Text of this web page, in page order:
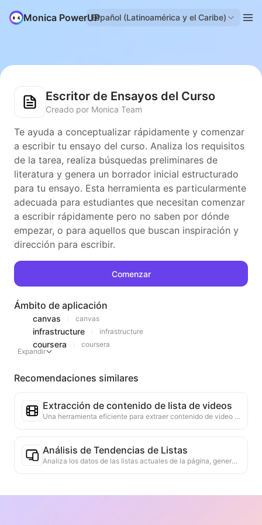
Monica PowerUPEspañol (Latinoamérica y el Caribe)
Escritor de Ensayos del Curso
Creado por Monica Team
Te ayuda a conceptualizar rápidamente y comenzar
a escribir tu ensayo del curso. Analiza los requisitos
de la tarea, realiza búsquedas preliminares de
literatura y genera un borrador inicial estructurado
para tu ensayo. Esta herramienta es particularmente
adecuada para estudiantes que necesitan comenzar
a escribir rápidamente pero no saben por dónde
empezar, o para aquellos que buscan inspiración y
dirección para escribir.
Comenzar
Ámbito de aplicación
canvas canvas
infrastructure infrastructure
coursera
coursera
Expandir
Recomendaciones similares
Extracción de contenido de lista de videos
Una herramienta eficiente para extraer contenido de video de páginas web, capaz de escanear rápidamente las páginas y organizar la información del video en una tabla estructurada en Markdown.
Análisis de Tendencias de Listas
Analiza los datos de las listas actuales de la página, generando informes de tendencias. Identifica categorías populares, tipos de productos en rápido ascenso y tecnologías emergentes. Proporciona información de mercado instantánea para ayudarte a comprender las últimas tendencias de productos y movimientos del mercado.
Asistente de Colaboración Comercial